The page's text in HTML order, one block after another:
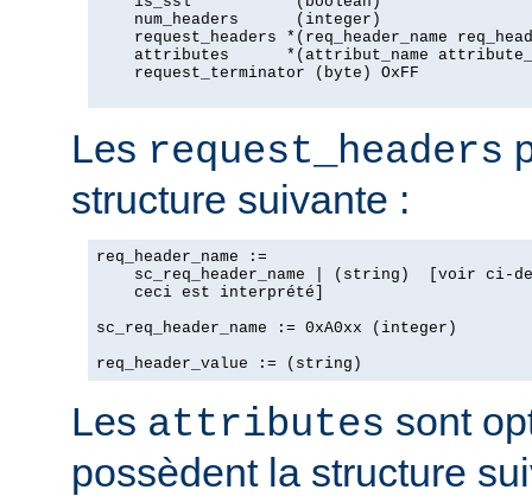
    num_headers      (integer)
request_headers *(req_header_name
attributes      *(attribut_name
    request_terminator (byte) OxFF
Les request_headers
structure suivante :
req_header_name :=
sc_req_header_name | (string)  [voir ci-
    ceci est interprété]
sc_req_header_name := 0xA0xx (integer)
Les attributes sont
possèdent la structure